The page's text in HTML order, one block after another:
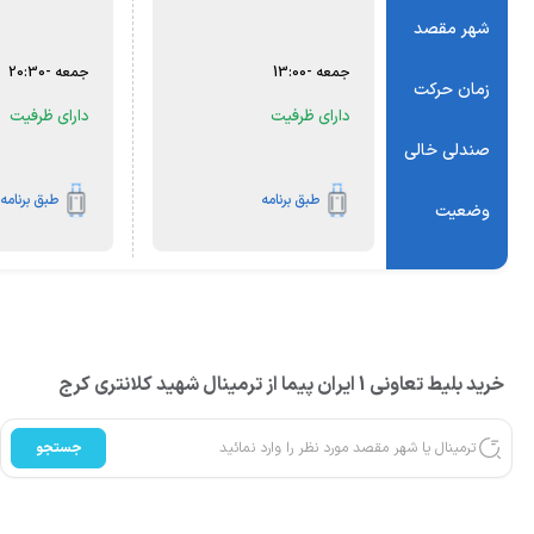
شهر مقصد
زمان حرکت
صندلی خالی
وضعیت
جمعه 13:00
دارای ظرفیت
طبق برنامه
جمعه 20:30
دارای ظرفیت
طبق برنامه
خرید بلیط تعاونی 1 ایران پیما از ترمینال شهید کلانتری کرج
جستجو